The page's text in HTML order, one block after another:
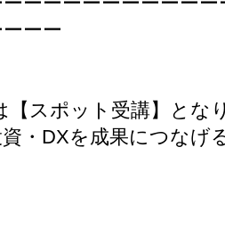
ーー
【スポット受講】とな
資・DXを成果につなげ